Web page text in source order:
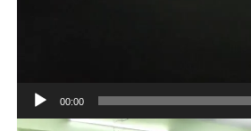
00:00